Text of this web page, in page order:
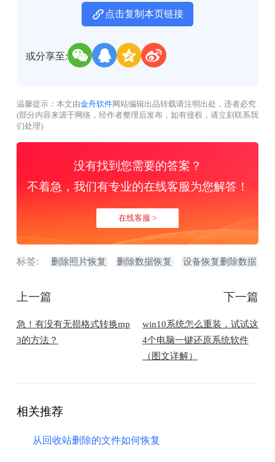
点击复制本页链接
或分享至:
温馨提示：本文由金舟软件网站编辑出品转载请注明出处，违者必究
(部分内容来源于网络，经作者整理后发布，如有侵权，请立刻联系我
们处理)
没有找到您需要的答案？
不着急，我们有专业的在线客服为您解答！
在线客服 >
标签: 删除照片恢复 删除数据恢复 设备恢复删除数据
上一篇
急！有没有无损格式转换mp
3的方法？
下一篇
win10系统怎么重装，试试这
4个电脑一键还原系统软件
（图文详解）
相关推荐
​从回收站删除的文件如何恢复